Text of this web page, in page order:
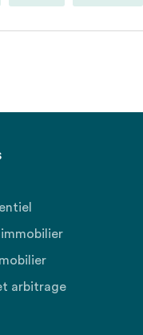
arbitrage